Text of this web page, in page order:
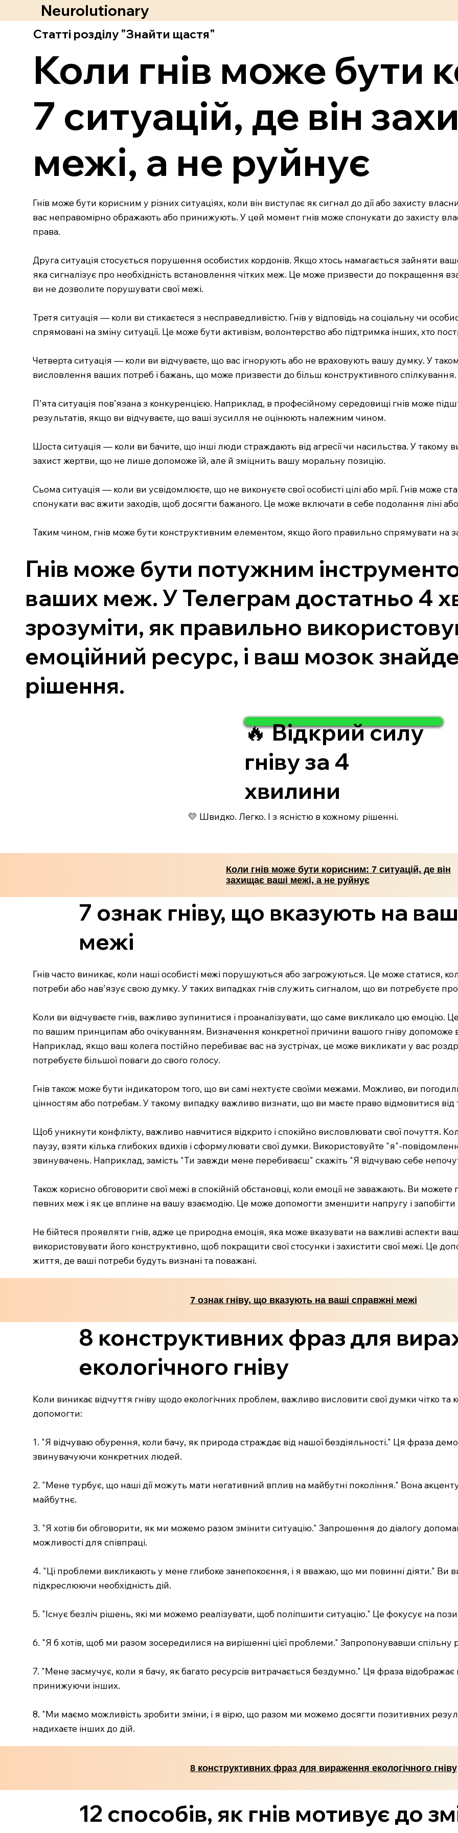
Neurolutionary
Статті розділу "Знайти щастя"
Коли гнів може бути
7 ситуацій, де він
межі, а не руйнує
Гнів може бути корисним у різних ситуаціях, коли він виступає як сигнал до дії або захисту
вас неправомірно ображають або принижують. У цей момент гнів може спонукати до захисту
права.
Друга ситуація стосується порушення особистих кордонів. Якщо хтось намагається зайняти
яка сигналізує про необхідність встановлення чітких меж. Це може призвести до покращення
ви не дозволите порушувати свої межі.
Третя ситуація — коли ви стикаєтеся з несправедливістю. Гнів у відповідь на соціальну чи
спрямовані на зміну ситуації. Це може бути активізм, волонтерство або підтримка інших, хто
Четверта ситуація — коли ви відчуваєте, що вас ігнорують або не враховують вашу думку. У
висловлення ваших потреб і бажань, що може призвести до більш конструктивного спілкування.
П’ята ситуація пов’язана з конкуренцією. Наприклад, в професійному середовищі гнів може
результатів, якщо ви відчуваєте, що ваші зусилля не оцінюють належним чином.
Шоста ситуація — коли ви бачите, що інші люди страждають від агресії чи насильства. У такому
захист жертви, що не лише допоможе їй, але й зміцнить вашу моральну позицію.
Сьома ситуація — коли ви усвідомлюєте, що не виконуєте свої особисті цілі або мрії. Гнів може
спонукати вас вжити заходів, щоб досягти бажаного. Це може включати в себе подолання ліні
Таким чином, гнів може бути конструктивним елементом, якщо його правильно спрямувати на
Гнів може бути потужним
ваших меж. У Телеграм достатньо 4
зрозуміти, як правильно
емоційний ресурс, і ваш мозок
рішення.
🔥 Відкрий силу
гніву за 4
хвилини
💛 Швидко. Легко. І з ясністю в кожному рішенні.
Коли гнів може бути корисним: 7 ситуацій, де він
захищає ваші межі, а не руйнує
7 ознак гніву, що вказують на
межі
Гнів часто виникає, коли наші особисті межі порушуються або загрожуються. Це може статися,
потреби або нав’язує свою думку. У таких випадках гнів служить сигналом, що ви потребуєте
Коли ви відчуваєте гнів, важливо зупинитися і проаналізувати, що саме викликало цю емоцію.
по вашим принципам або очікуванням. Визначення конкретної причини вашого гніву допоможе
Наприклад, якщо ваш колега постійно перебиває вас на зустрічах, це може викликати у вас
потребуєте більшої поваги до свого голосу.
Гнів також може бути індикатором того, що ви самі нехтуєте своїми межами. Можливо, ви
цінностям або потребам. У такому випадку важливо визнати, що ви маєте право відмовитися від
Щоб уникнути конфлікту, важливо навчитися відкрито і спокійно висловлювати свої почуття.
паузу, взяти кілька глибоких вдихів і сформулювати свої думки. Використовуйте "я"-
звинувачень. Наприклад, замість "Ти завжди мене перебиваєш" скажіть "Я відчуваю себе
Також корисно обговорити свої межі в спокійній обстановці, коли емоції не заважають. Ви
певних меж і як це вплине на вашу взаємодію. Це може допомогти зменшити напругу і
Не бійтеся проявляти гнів, адже це природна емоція, яка може вказувати на важливі аспекти
використовувати його конструктивно, щоб покращити свої стосунки і захистити свої межі. Це
життя, де ваші потреби будуть визнані та поважані.
7 ознак гніву, що вказують на ваші справжні межі
8 конструктивних фраз для
екологічного гніву
Коли виникає відчуття гніву щодо екологічних проблем, важливо висловити свої думки чітко та
допомогти:
1. "Я відчуваю обурення, коли бачу, як природа страждає від нашої бездіяльності." Ця фраза
звинувачуючи конкретних людей.
2. "Мене турбує, що наші дії можуть мати негативний вплив на майбутні покоління." Вона
майбутнє.
3. "Я хотів би обговорити, як ми можемо разом змінити ситуацію." Запрошення до діалогу
можливості для співпраці.
4. "Ці проблеми викликають у мене глибоке занепокоєння, і я вважаю, що ми повинні діяти." Ви
підкреслюючи необхідність дій.
5. "Існує безліч рішень, які ми можемо реалізувати, щоб поліпшити ситуацію." Це фокусує на
6. "Я б хотів, щоб ми разом зосередилися на вирішенні цієї проблеми." Запропонувавши спільну
7. "Мене засмучує, коли я бачу, як багато ресурсів витрачається бездумно." Ця фраза
принижуючи інших.
8. "Ми маємо можливість зробити зміни, і я вірю, що разом ми можемо досягти позитивних
надихаєте інших до дій.
8 конструктивних фраз для вираження екологічного гніву
12 способів, як гнів мотивує до